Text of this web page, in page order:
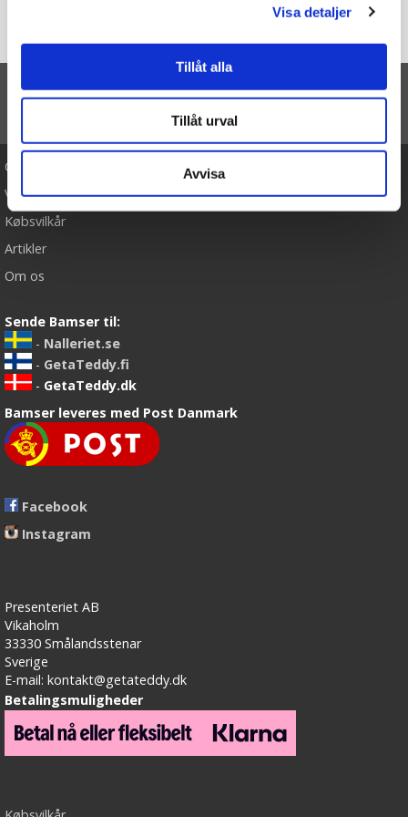
Visa detaljer
Tillåt alla
Tillåt urval
Avvisa
Forside Teddybjørn Guardian Angel – Teddy Hermann
TIL TOP
Cookies
Varemærker
Købsvilkår
Artikler
Om os
Sende Bamser til:
- Nalleriet.se
- GetaTeddy.fi
- GetaTeddy.dk
Bamser leveres med Post Danmark
Facebook
Instagram
Presenteriet AB
Vikaholm
33330 Smålandsstenar
Sverige
E-mail: kontakt@getateddy.dk
Betalingsmuligheder